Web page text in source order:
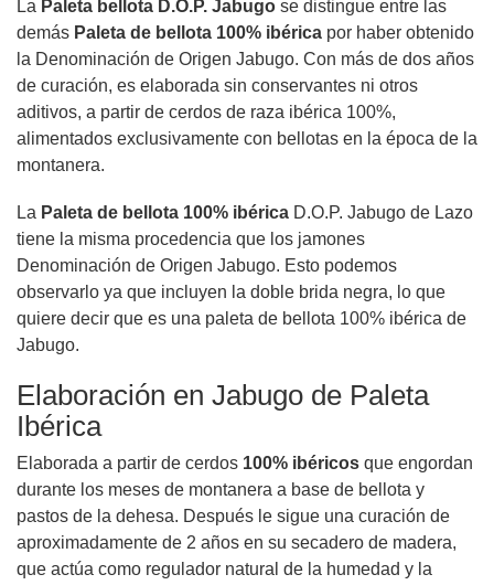
La Paleta bellota D.O.P. Jabugo se distingue entre las
demás Paleta de bellota 100% ibérica por haber obtenido
la Denominación de Origen Jabugo. Con más de dos años
de curación, es elaborada sin conservantes ni otros
aditivos, a partir de cerdos de raza ibérica 100%,
alimentados exclusivamente con bellotas en la época de la
montanera.
La Paleta de bellota 100% ibérica D.O.P. Jabugo de Lazo
tiene la misma procedencia que los jamones
Denominación de Origen Jabugo. Esto podemos
observarlo ya que incluyen la doble brida negra, lo que
quiere decir que es una paleta de bellota 100% ibérica de
Jabugo.
Elaboración en Jabugo de Paleta
Ibérica
Elaborada a partir de cerdos 100% ibéricos que engordan
durante los meses de montanera a base de bellota y
pastos de la dehesa. Después le sigue una curación de
aproximadamente de 2 años en su secadero de madera,
que actúa como regulador natural de la humedad y la